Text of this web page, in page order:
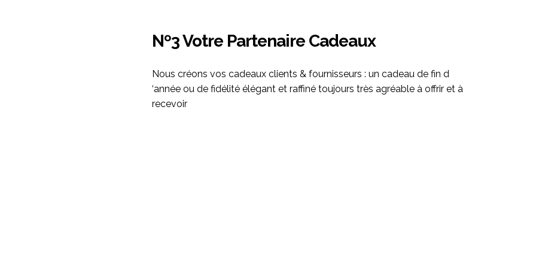
Nº3 Votre Partenaire Cadeaux
Nous créons vos cadeaux clients & fournisseurs : un cadeau de fin d
‘année ou de fidélité élégant et raffiné toujours très agréable à offrir et à
recevoir